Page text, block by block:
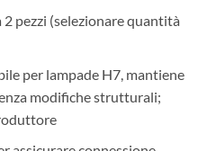
pezzi (selezionare quantità
per lampade H7, mantiene
modifiche strutturali;